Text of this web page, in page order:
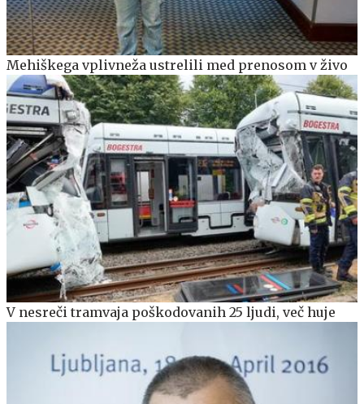
Mehiškega vplivneža ustrelili med prenosom v živo
V nesreči tramvaja poškodovanih 25 ljudi, več huje